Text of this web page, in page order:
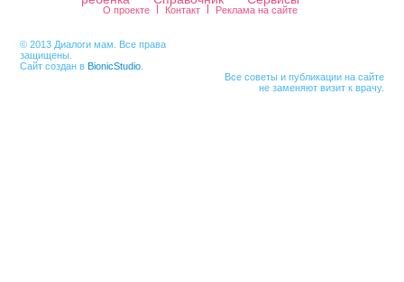
О проекте Контакт Реклама на сайте
© 2013 Диалоги мам. Все права
защищены.
Сайт создан в BionicStudio
Все советы и публикации на сайте
не заменяют визит к врачу.